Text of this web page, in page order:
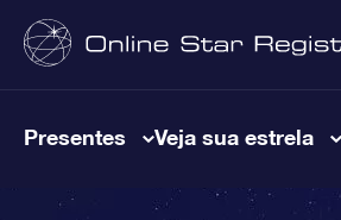
Presentes Veja sua estrela